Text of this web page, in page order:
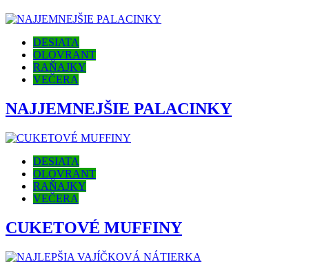
DESIATA
OLOVRANT
RAŇAJKY
VEČERA
NAJJEMNEJŠIE PALACINKY
DESIATA
OLOVRANT
RAŇAJKY
VEČERA
CUKETOVÉ MUFFINY